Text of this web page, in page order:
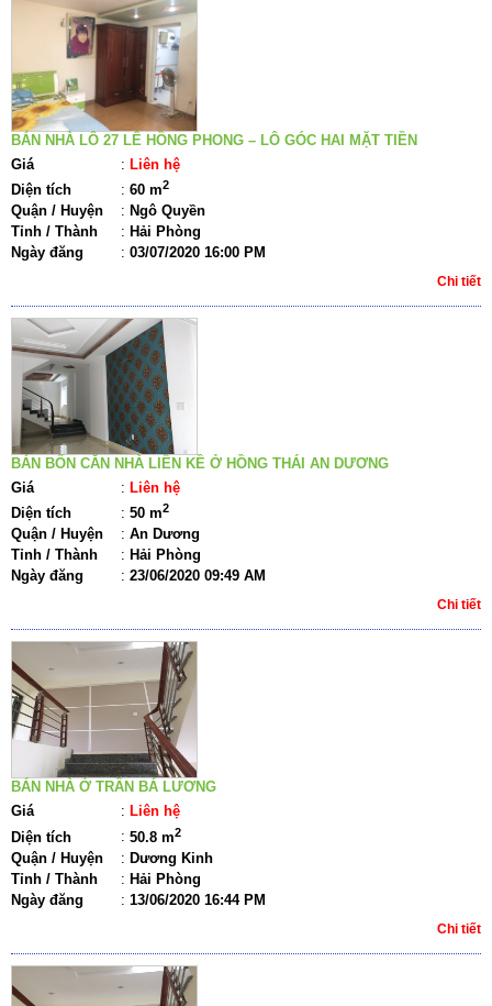
BÁN NHÀ LÔ 27 LÊ HỒNG PHONG – LÔ GÓC HAI MẶT TIỀN
Giá
: Liên hệ
Diện tích
: 60 m2
Quận / Huyện : Ngô Quyền
Tỉnh / Thành
: Hải Phòng
Ngày đăng
: 03/07/2020 16:00 PM
Chi tiết
BÁN BỐN CĂN NHÀ LIỀN KỀ Ở HỒNG THÁI AN DƯƠNG
Giá
: Liên hệ
Diện tích
: 50 m2
Quận / Huyện : An Dương
Tỉnh / Thành
: Hải Phòng
Ngày đăng
: 23/06/2020 09:49 AM
Chi tiết
BÁN NHÀ Ở TRẦN BÁ LƯƠNG
Giá
: Liên hệ
Diện tích
: 50.8 m2
Quận / Huyện : Dương Kinh
Tỉnh / Thành
: Hải Phòng
Ngày đăng
: 13/06/2020 16:44 PM
Chi tiết